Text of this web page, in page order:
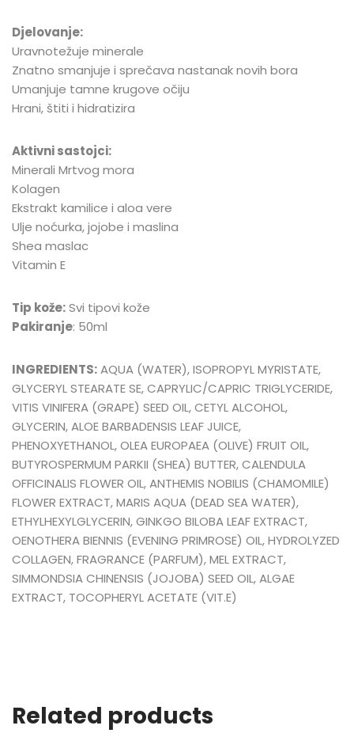
Djelovanje:
Uravnotežuje minerale
Znatno smanjuje i sprečava nastanak novih bora
Umanjuje tamne krugove očiju
Hrani, štiti i hidratizira
Aktivni sastojci:
Minerali Mrtvog mora
Kolagen
Ekstrakt kamilice i aloa vere
Ulje noćurka, jojobe i maslina
Shea maslac
Vitamin E
Tip kože:Svi tipovi kože
Pakiranje: 50ml
INGREDIENTS:AQUA (WATER), ISOPROPYL MYRISTATE,
GLYCERYL STEARATE SE, CAPRYLIC/CAPRIC TRIGLYCERIDE,
VITIS VINIFERA (GRAPE) SEED OIL, CETYL ALCOHOL,
GLYCERIN, ALOE BARBADENSIS LEAF JUICE,
PHENOXYETHANOL, OLEA EUROPAEA (OLIVE) FRUIT OIL,
BUTYROSPERMUM PARKII (SHEA) BUTTER, CALENDULA
OFFICINALIS FLOWER OIL, ANTHEMIS NOBILIS (CHAMOMILE)
FLOWER EXTRACT, MARIS AQUA (DEAD SEA WATER),
ETHYLHEXYLGLYCERIN, GINKGO BILOBA LEAF EXTRACT,
OENOTHERA BIENNIS (EVENING PRIMROSE) OIL, HYDROLYZED
COLLAGEN, FRAGRANCE (PARFUM), MEL EXTRACT,
SIMMONDSIA CHINENSIS (JOJOBA) SEED OIL, ALGAE
EXTRACT, TOCOPHERYL ACETATE (VIT.E)
Related products